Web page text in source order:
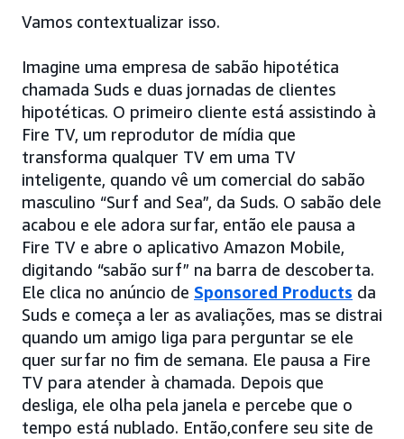
Vamos contextualizar isso.
Imagine uma empresa de sabão hipotética
chamada Suds e duas jornadas de clientes
hipotéticas. O primeiro cliente está assistindo à
Fire TV, um reprodutor de mídia que
transforma qualquer TV em uma TV
inteligente, quando vê um comercial do sabão
masculino “Surf and Sea”, da Suds. O sabão dele
acabou e ele adora surfar, então ele pausa a
Fire TV e abre o aplicativo Amazon Mobile,
digitando “sabão surf” na barra de descoberta.
Ele clica no anúncio de Sponsored Products da
Suds e começa a ler as avaliações, mas se distrai
quando um amigo liga para perguntar se ele
quer surfar no fim de semana. Ele pausa a Fire
TV para atender à chamada. Depois que
desliga, ele olha pela janela e percebe que o
tempo está nublado. Então,confere seu site de